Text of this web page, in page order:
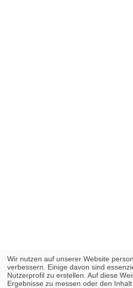
Wir nutzen auf unserer Website
verbessern. Einige davon sind
Nutzerprofil zu erstellen. Auf diese
Ergebnisse zu messen oder den